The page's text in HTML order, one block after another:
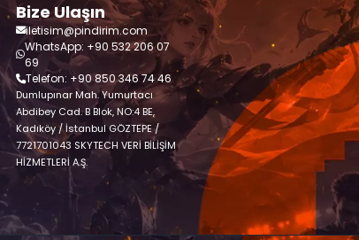
Bize Ulaşın
iletisim@pindirim.com
WhatsApp: +90 532 206 07
69
Telefon: +90 850 346 74 46
Dumlupınar Mah. Yumurtacı
Abdibey Cad. B Blok, NO:4 BE,
Kadıköy / İstanbul GÖZTEPE /
7721701043 SKYTECH VERİ BİLİŞİM
HİZMETLERİ A.Ş.